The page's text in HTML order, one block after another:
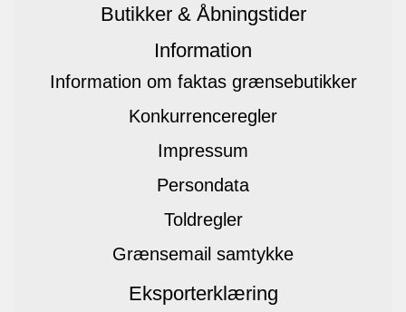
Butikker & Åbningstider
Information
Information om faktas grænsebutikker
Konkurrenceregler
Impressum
Persondata
Toldregler
Grænsemail samtykke
Eksporterklæring